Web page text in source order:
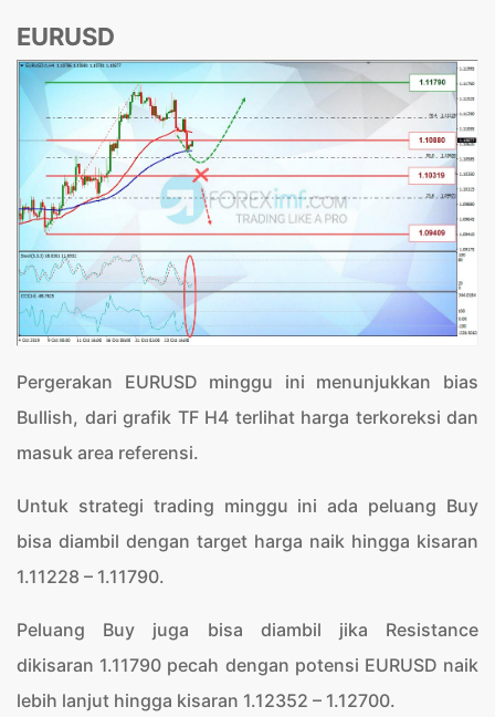
EURUSD
Pergerakan EURUSD minggu ini menunjukkan bias
Bullish, dari grafik TF H4 terlihat harga terkoreksi dan
masuk area referensi.
Untuk strategi trading minggu ini ada peluang Buy
bisa diambil dengan target harga naik hingga kisaran
1.11228 – 1.11790.
Peluang Buy juga bisa diambil jika Resistance
dikisaran 1.11790 pecah dengan potensi EURUSD naik
lebih lanjut hingga kisaran 1.12352 – 1.12700.